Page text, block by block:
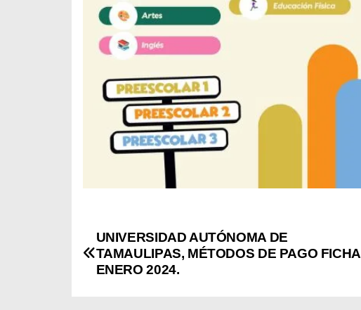
N
a
UNIVERSIDAD AUTÓNOMA DE
TAMAULIPAS, MÉTODOS DE PAGO FICHA
ENERO 2024.